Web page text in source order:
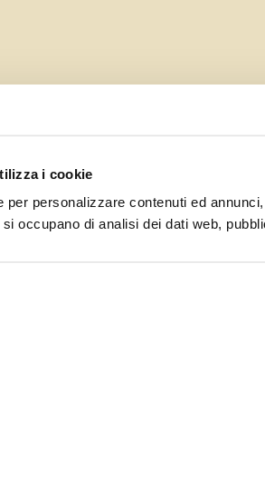
i cookie
per personalizzare contenuti ed
occupano di analisi dei dati web,